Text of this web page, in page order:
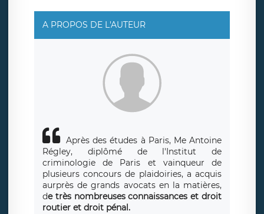
A PROPOS DE L'AUTEUR
Après des études à Paris, Me Antoine
Régley, diplômé de l'Institut de
criminologie de Paris et vainqueur de
plusieurs concours de plaidoiries, a acquis
aurprès de grands avocats en la matières,
de très nombreuses connaissances et droit
routier et droit pénal.